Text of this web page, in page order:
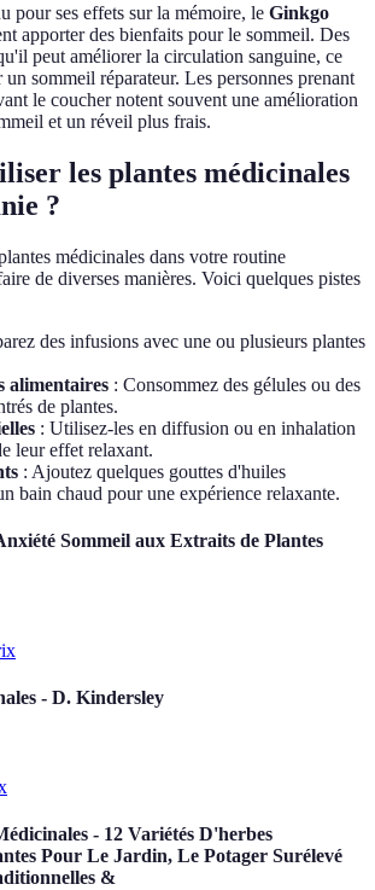
pour ses effets sur la mémoire, le Ginkgo
apporter des bienfaits pour le sommeil. Des
peut améliorer la circulation sanguine, ce
un sommeil réparateur. Les personnes prenant
le coucher notent souvent une amélioration
et un réveil plus frais.
les plantes médicinales
?
médicinales dans votre routine
de diverses manières. Voici quelques pistes
des infusions avec une ou plusieurs plantes
alimentaires : Consommez des gélules ou des
de plantes.
: Utilisez-les en diffusion ou en inhalation
leur effet relaxant.
: Ajoutez quelques gouttes d'huiles
bain chaud pour une expérience relaxante.
Sommeil aux Extraits de Plantes
- D. Kindersley
- 12 Variétés D'herbes
Pour Le Jardin, Le Potager Surélevé
&